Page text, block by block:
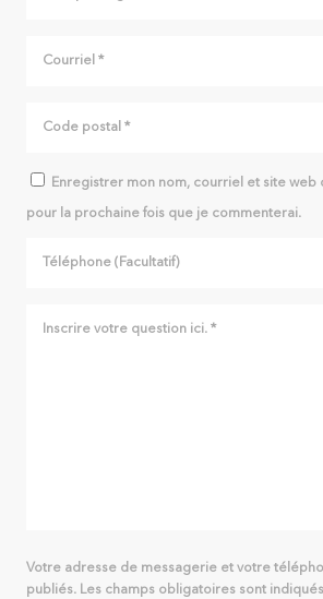
Enregistrer mon nom, courriel et site web
pour la prochaine fois que je commenterai.
Votre adresse de messagerie et votre
publiés. Les champs obligatoires sont